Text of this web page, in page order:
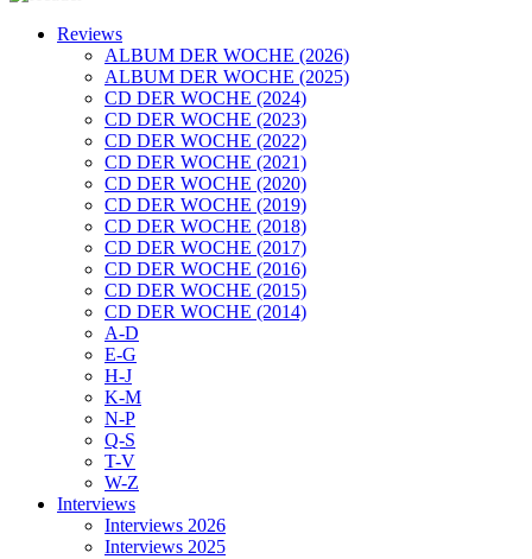
Reviews
ALBUM DER WOCHE (2026)
ALBUM DER WOCHE (2025)
CD DER WOCHE (2024)
CD DER WOCHE (2023)
CD DER WOCHE (2022)
CD DER WOCHE (2021)
CD DER WOCHE (2020)
CD DER WOCHE (2019)
CD DER WOCHE (2018)
CD DER WOCHE (2017)
CD DER WOCHE (2016)
CD DER WOCHE (2015)
CD DER WOCHE (2014)
A-D
E-G
H-J
K-M
N-P
Q-S
T-V
W-Z
Interviews
Interviews 2026
Interviews 2025